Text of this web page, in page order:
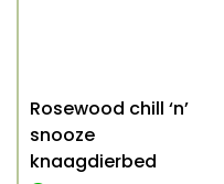
Rosewood chill ‘n’
snooze
knaagdierbed